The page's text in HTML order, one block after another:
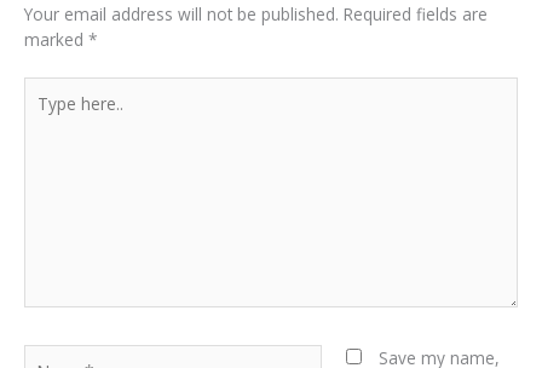
Your email address will not be published. Required fields are
marked *
here..
Save my name,